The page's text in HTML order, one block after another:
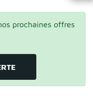
prochaines offres